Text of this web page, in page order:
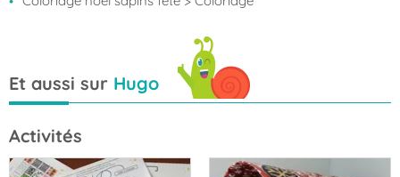
Et aussi sur Hugo
Activités